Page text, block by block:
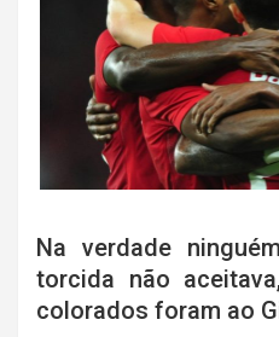
Na verdade
torcida não
colorados foram ao